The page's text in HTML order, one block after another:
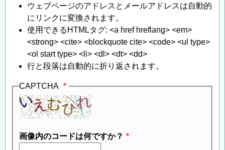
ウェブページのアドレスとメールアドレスは自動的
にリンクに変換されます。
使用できるHTMLタグ: <a href hreflang> <em>
<strong> <cite> <blockquote cite> <code> <ul type>
<ol start type> <li> <dl> <dt> <dd>
行と段落は自動的に折り返されます。
CAPTCHA
画像内のコードは何ですか？